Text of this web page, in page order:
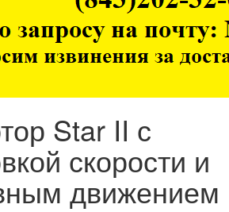
Star II с
скорости и
движением